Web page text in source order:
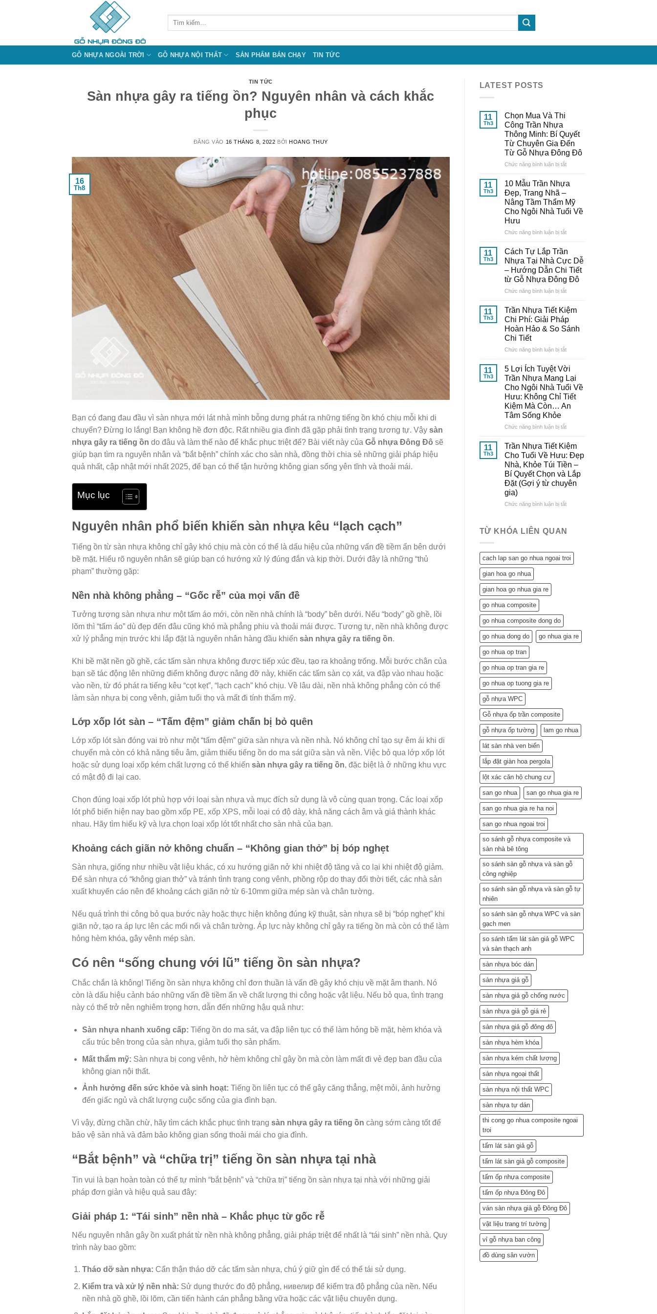
Tìm
GỖ NHỰA NGOÀI TRỜI GỖ NHỰA NỘI THẤT SẢN PHẨM BÁN CHẠY TIN TỨC
TIN TỨC
Sàn nhựa gây ra tiếng ồn? Nguyên nhân và cách khắc
phục
ĐĂNG VÀO 16 THÁNG 8, 2022 BỞIHOANG THUY
16
Th8
Bạn có đang đau đầu vì sàn nhựa mới lát nhà mình bỗng dưng phát ra những tiếng ồn khó chịu mỗi khi di
chuyển? Đừng lo lắng! Bạn không hề đơn độc. Rất nhiều gia đình đã gặp phải tình trạng tương tự. Vậy sàn
nhựa gây ra tiếng ồn do đâu và làm thế nào để khắc phục triệt để? Bài viết này của Gỗ nhựa Đông Đô sẽ
giúp bạn tìm ra nguyên nhân và “bắt bệnh” chính xác cho sàn nhà, đồng thời chia sẻ những giải pháp hiệu
quả nhất, cập nhật mới nhất 2025, để bạn có thể tận hưởng không gian sống yên tĩnh và thoải mái.
Mục lục
Nguyên nhân phổ biến khiến sàn nhựa kêu “lạch cạch”
Tiếng ồn từ sàn nhựa không chỉ gây khó chịu mà còn có thể là dấu hiệu của những vấn đề tiềm ẩn bên dưới
bề mặt. Hiểu rõ nguyên nhân sẽ giúp bạn có hướng xử lý đúng đắn và kịp thời. Dưới đây là những “thủ
phạm” thường gặp:
Nền nhà không phẳng – “Gốc rễ” của mọi vấn đề
Tưởng tượng sàn nhựa như một tấm áo mới, còn nền nhà chính là “body” bên dưới. Nếu “body” gồ ghề, lồi
lõm thì “tấm áo” dù đẹp đến đâu cũng khó mà phẳng phiu và thoải mái được. Tương tự, nền nhà không được
xử lý phẳng mịn trước khi lắp đặt là nguyên nhân hàng đầu khiến sàn nhựa gây ra tiếng ồn.
Khi bề mặt nền gồ ghề, các tấm sàn nhựa không được tiếp xúc đều, tạo ra khoảng trống. Mỗi bước chân của
bạn sẽ tác động lên những điểm không được nâng đỡ này, khiến các tấm sàn cọ xát, va đập vào nhau hoặc
vào nền, từ đó phát ra tiếng kêu “cọt kẹt”, “lạch cạch” khó chịu. Về lâu dài, nền nhà không phẳng còn có thể
làm sàn nhựa bị cong vênh, giảm tuổi thọ và mất đi tính thẩm mỹ.
Lớp xốp lót sàn – “Tấm đệm” giảm chấn bị bỏ quên
Lớp xốp lót sàn đóng vai trò như một “tấm đệm” giữa sàn nhựa và nền nhà. Nó không chỉ tạo sự êm ái khi di
chuyển mà còn có khả năng tiêu âm, giảm thiểu tiếng ồn do ma sát giữa sàn và nền. Việc bỏ qua lớp xốp lót
hoặc sử dụng loại xốp kém chất lượng có thể khiến sàn nhựa gây ra tiếng ồn, đặc biệt là ở những khu vực
có mật độ đi lại cao.
Chọn đúng loại xốp lót phù hợp với loại sàn nhựa và mục đích sử dụng là vô cùng quan trọng. Các loại xốp
lót phổ biến hiện nay bao gồm xốp PE, xốp XPS, mỗi loại có độ dày, khả năng cách âm và giá thành khác
nhau. Hãy tìm hiểu kỹ và lựa chọn loại xốp lót tốt nhất cho sàn nhà của bạn.
Khoảng cách giãn nở không chuẩn – “Không gian thở” bị bóp nghẹt
Sàn nhựa, giống như nhiều vật liệu khác, có xu hướng giãn nở khi nhiệt độ tăng và co lại khi nhiệt độ giảm.
Để sàn nhựa có “không gian thở” và tránh tình trạng cong vênh, phồng rộp do thay đổi thời tiết, các nhà sản
xuất khuyến cáo nên để khoảng cách giãn nở từ 6-10mm giữa mép sàn và chân tường.
Nếu quá trình thi công bỏ qua bước này hoặc thực hiện không đúng kỹ thuật, sàn nhựa sẽ bị “bóp nghẹt” khi
giãn nở, tạo ra áp lực lên các mối nối và chân tường. Áp lực này không chỉ gây ra tiếng ồn mà còn có thể làm
hỏng hèm khóa, gây vênh mép sàn.
Có nên “sống chung với lũ” tiếng ồn sàn nhựa?
Chắc chắn là không! Tiếng ồn sàn nhựa không chỉ đơn thuần là vấn đề gây khó chịu về mặt âm thanh. Nó
còn là dấu hiệu cảnh báo những vấn đề tiềm ẩn về chất lượng thi công hoặc vật liệu. Nếu bỏ qua, tình trạng
này có thể trở nên nghiêm trọng hơn, dẫn đến những hậu quả như:
Sàn nhựa nhanh xuống cấp: Tiếng ồn do ma sát, va đập liên tục có thể làm hỏng bề mặt, hèm khóa và
cấu trúc bên trong của sàn nhựa, giảm tuổi thọ sản phẩm.
Mất thẩm mỹ: Sàn nhựa bị cong vênh, hở hèm không chỉ gây ồn mà còn làm mất đi vẻ đẹp ban đầu của
không gian nội thất.
Ảnh hưởng đến sức khỏe và sinh hoạt: Tiếng ồn liên tục có thể gây căng thẳng, mệt mỏi, ảnh hưởng
đến giấc ngủ và chất lượng cuộc sống của gia đình bạn.
Vì vậy, đừng chần chừ, hãy tìm cách khắc phục tình trạng sàn nhựa gây ra tiếng ồn càng sớm càng tốt để
bảo vệ sàn nhà và đảm bảo không gian sống thoải mái cho gia đình.
“Bắt bệnh” và “chữa trị” tiếng ồn sàn nhựa tại nhà
Tin vui là bạn hoàn toàn có thể tự mình “bắt bệnh” và “chữa trị” tiếng ồn sàn nhựa tại nhà với những giải
pháp đơn giản và hiệu quả sau đây:
Giải pháp 1: “Tái sinh” nền nhà – Khắc phục từ gốc rễ
Nếu nguyên nhân gây ồn xuất phát từ nền nhà không phẳng, giải pháp triệt để nhất là “tái sinh” nền nhà. Quy
trình này bao gồm:
Tháo dỡ sàn nhựa: Cẩn thận tháo dỡ các tấm sàn nhựa, chú ý giữ gìn để có thể tái sử dụng.
Kiểm tra và xử lý nền nhà: Sử dụng thước đo độ phẳng, нивелир để kiểm tra độ phẳng của nền. Nếu
nền nhà gồ ghề, lồi lõm, cần tiến hành cán phẳng bằng vữa hoặc các vật liệu chuyên dụng.
LATEST POSTS
11
Th3
Chọn Mua Và Thi
Công Trần Nhựa
Thông Minh: Bí Quyết
Từ Chuyên Gia Đến
Từ Gỗ Nhựa Đông Đô
Chức năng bình luận bị tắtở
Công
Trần
Thông
Quyết
Từ
Chuyên
Gia
Đến
Nhựa
Đông
Đô
11
Th3
10 Mẫu Trần Nhựa
Đẹp, Trang Nhã –
Nâng Tầm Thẩm Mỹ
Cho Ngôi Nhà Tuổi Về
Hưu
Chức năng bình luận bị tắtở
Trần
Nhựa
Đẹp,
Trang
Nhã
Nâng
Tầm
Thẩm
Mỹ
Ngôi
Tuổi
Về
Hưu
11
Th3
Cách Tự Lắp Trần
Nhựa Tại Nhà Cực Dễ
– Hướng Dẫn Chi Tiết
từ Gỗ Nhựa Đông Đô
Chức năng bình luận bị tắtở
Tự
Lắp
Trần
Nhựa
Nhà
Dễ
–
Hướng
Dẫn
Chi
Tiết
Đô
11
Th3
Trần Nhựa Tiết Kiệm
Chi Phí: Giải Pháp
Hoàn Hảo & So Sánh
Chi Tiết
Chức năng bình luận bị tắtở
Nhựa
Tiết
Kiệm
Chi
Phí:
Giải
So
Sánh
Chi
Tiết
11
Th3
5 Lợi Ích Tuyệt Vời
Trần Nhựa Mang Lại
Cho Ngôi Nhà Tuổi Về
Hưu: Không Chỉ Tiết
Kiệm Mà Còn… An
Tâm Sống Khỏe
Chức năng bình luận bị tắtở
Lợi
Ích
Tuyệt
Vời
Trần
Nhựa
Tuổi
Hưu:
Không
Khỏe
11
Th3
Trần Nhựa Tiết Kiệm
Cho Tuổi Về Hưu: Đẹp
Nhà, Khỏe Túi Tiền –
Bí Quyết Chọn và Lắp
Đặt (Gợi ý từ chuyên
gia)
Chức năng bình luận bị tắtở
Tiết
Tuổi
Về
Quyết
Chọn
TỪ KHÓA LIÊN QUAN
cach lap san go nhua ngoai troi
gian hoa go nhua
gian hoa go nhua gia re
go nhua composite
go nhua composite dong do
go nhua dong do go nhua gia re
go nhua op tran
go nhua op tran gia re
go nhua op tuong gia re
gỗ nhựa WPC
Gỗ nhựa ốp trần composite
gỗ nhựa ốp tường lam go nhua
lát sàn nhà ven biển
lắp đặt giàn hoa pergola
lột xác căn hộ chung cư
san go nhua san go nhua gia re
san go nhua gia re ha noi
san go nhua ngoai troi
so sánh gỗ nhựa composite và
sàn nhà bê tông
so sánh sàn gỗ nhựa và sàn gỗ
công nghiệp
so sánh sàn gỗ nhựa và sàn gỗ tự
nhiên
so sánh sàn gỗ nhựa WPC và sàn
gạch men
so sánh tấm lát sàn giả gỗ WPC
và sàn thạch anh
sàn nhựa bóc dán
sàn nhựa giả gỗ
sàn nhựa giả gỗ chống nước
sàn nhựa giả gỗ giá rẻ
sàn nhựa giả gỗ đông đô
sàn nhựa hèm khóa
sàn nhựa kém chất lượng
sàn nhựa ngoại thất
sàn nhựa nội thất WPC
sàn nhựa tự dán
thi cong go nhua composite ngoai
troi
tấm lát sàn giả gỗ
tấm lát sàn giả gỗ composite
tấm ốp nhựa composite
tấm ốp nhựa Đông Đô
ván sàn nhựa giả gỗ Đông Đô
vật liệu trang trí tường
vỉ gỗ nhựa ban công
đồ dùng sân vườn